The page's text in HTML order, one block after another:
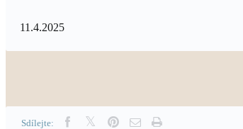
11.4.2025
Sdílejte: